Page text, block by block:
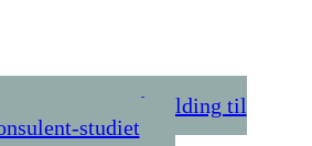
linken for påmelding til
studiet